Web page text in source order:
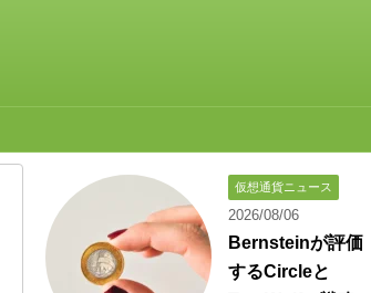
仮想通貨ニュース
2026/08/06
Bernsteinが評価
するCircleと